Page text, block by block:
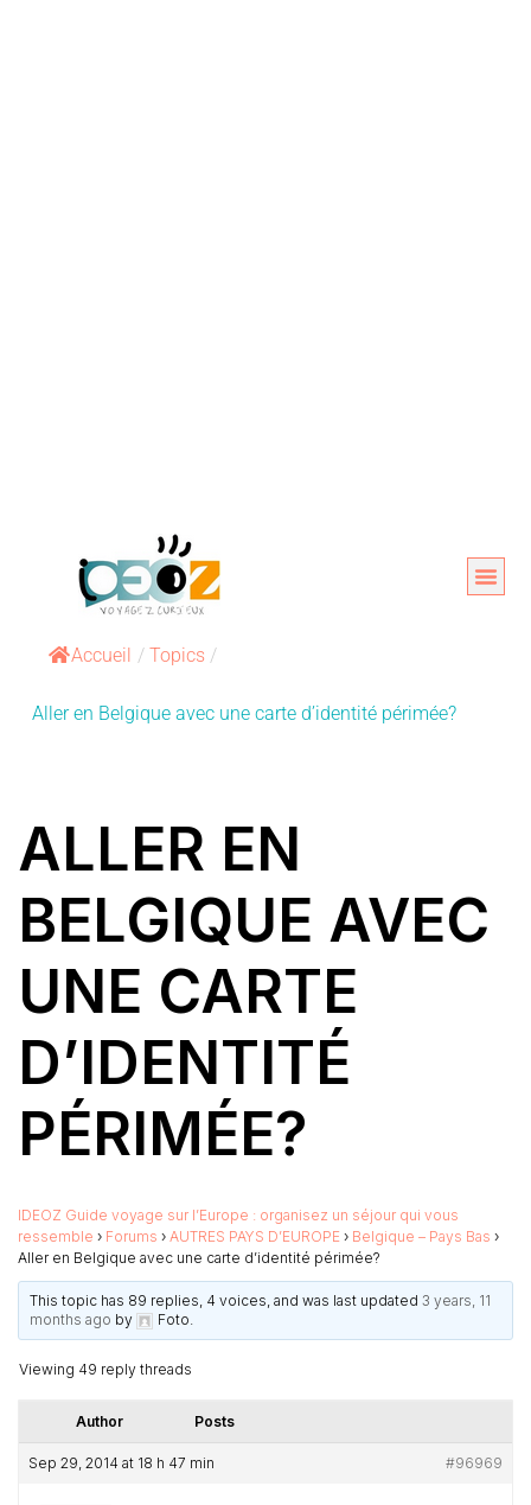
contenuAccueil / Topics /
Aller en Belgique avec une carte d’identité périmée?
ALLER EN
BELGIQUE AVEC
UNE CARTE
D’IDENTITÉ
PÉRIMÉE?
IDEOZ Guide voyage sur l’Europe : organisez un séjour qui vous
ressemble › Forums › AUTRES PAYS D’EUROPE › Belgique – Pays Bas ›
Aller en Belgique avec une carte d’identité périmée?
This topic has 89 replies, 4 voices, and was last updated3 years, 11
months ago by Foto.
Viewing 49 reply threads
Author Posts
Sep 29, 2014 at 18 h 47 min #96969